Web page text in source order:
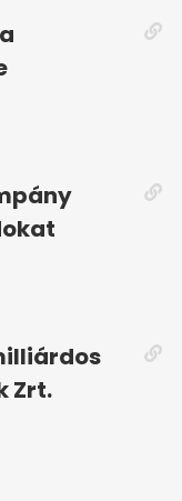
Zrt.